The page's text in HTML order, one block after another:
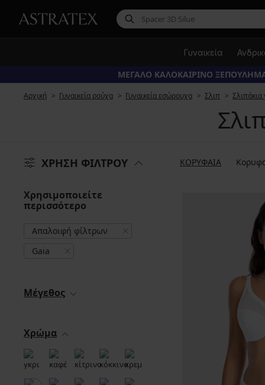
Γυναικεία
ΜΕΓΑΛΟ ΚΑΛΟΚΑΙΡΙΝΟ
Αρχική Γυναικεία ρούχα Γυναικεία εσώρουχα Σλιπ Σλιπάκια
ΧΡΗΣΗ ΦΙΛΤΡΟΥ ΚΟΡΥΦΑΙΑ
Χρησιμοποιείτε
περισσότερο
Απαλοιφή φίλτρων
Gaia
Μέγεθος
Χρώμα